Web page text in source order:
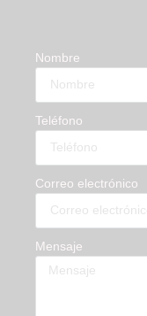
Nombre
Teléfono
Correo electrónico
Mensaje